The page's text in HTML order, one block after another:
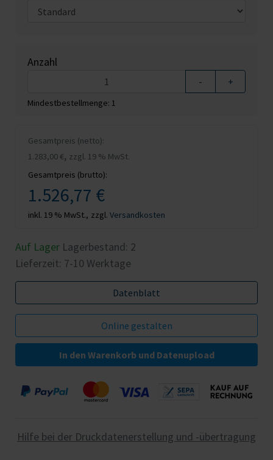
Anzahl
- +
Mindestbestellmenge: 1
Gesamtpreis (netto):
1.283,00 €, zzgl. 19 % MwSt.
Gesamtpreis (brutto):
1.526,77 €
inkl. 19 % MwSt., zzgl. Versandkosten
Auf Lager Lagerbestand: 2
Lieferzeit: 7-10 Werktage
Datenblatt
In den Warenkorb und Datenupload
Hilfe bei der Druckdatenerstellung und -übertragung